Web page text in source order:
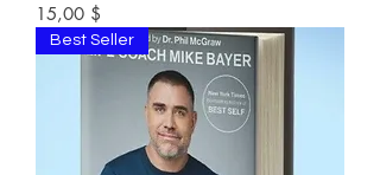
Цена
15,00 $
Best Seller